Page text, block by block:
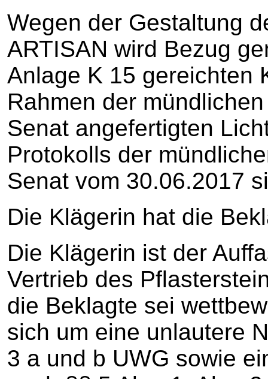
Wegen der Gestaltung
ARTISAN wird Bezug
Anlage K 15 gereichten
Rahmen der
Senat angefertigten
Protokolls der
Senat vom 30.06.2017
Die Klägerin hat die
Die Klägerin ist der
Vertrieb des
die Beklagte sei
sich um eine unlautere
3 a und b UWG sowie